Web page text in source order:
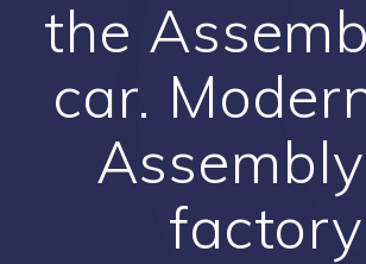
the
car.
factory